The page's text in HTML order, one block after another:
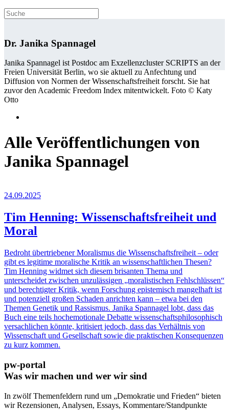
Dr. Janika Spannagel
Janika Spannagel ist Postdoc am Exzellenzcluster SCRIPTS an der
Freien Universität Berlin, wo sie aktuell zu Anfechtung und
Diffusion von Normen der Wissenschaftsfreiheit forscht. Sie hat
zuvor den Academic Freedom Index mitentwickelt. Foto © Katy
Otto
Alle Veröffentlichungen von
Janika Spannagel
24.09.2025
Tim Henning: Wissenschaftsfreiheit und
Moral
Bedroht übertriebener Moralismus die Wissenschaftsfreiheit – oder
gibt es legitime moralische Kritik an wissenschaftlichen Thesen?
Tim Henning widmet sich diesem brisanten Thema und
unterscheidet zwischen unzulässigen „moralistischen Fehlschlüssen“
und berechtigter Kritik, wenn Forschung epistemisch mangelhaft ist
und potenziell großen Schaden anrichten kann – etwa bei den
Themen Genetik und Rassismus. Janika Spannagel lobt, dass das
Buch eine teils hochemotionale Debatte wissenschaftsphilosophisch
versachlichen könnte, kritisiert jedoch, dass das Verhältnis von
Wissenschaft und Gesellschaft sowie die praktischen Konsequenzen
zu kurz kommen.
pw-portal
Was wir machen und wer wir sind
In zwölf Themenfeldern rund um „Demokratie und Frieden“ bieten
wir Rezensionen, Analysen, Essays, Kommentare/Standpunkte